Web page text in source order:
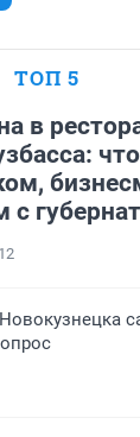
ТОП 5
в
с
12